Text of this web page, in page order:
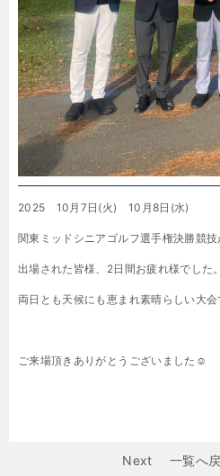
2025 10月7日(火) 10月8日(水)
関東ミッドシニアゴルフ選手権決勝競技
出場された皆様、2日間お疲れ様でした。
両日とも天候にも恵まれ素晴らしい大会
ご来場頂きありがとうございました☺
Next 一覧へ